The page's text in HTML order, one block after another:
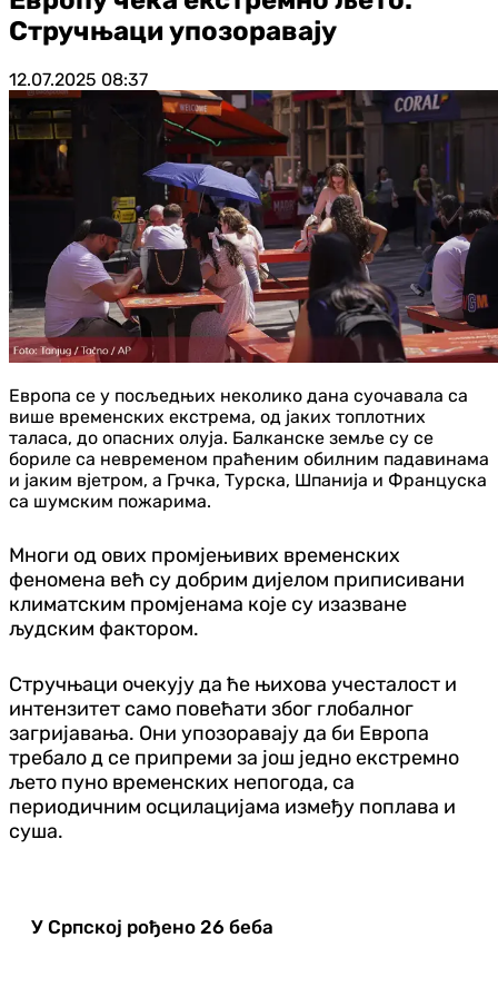
Стручњаци упозоравају
12.07.2025 08:37
Европа се у посљедњих неколико дана суочавала са
више временских екстрема, од јаких топлотних
таласа, до опасних олуја. Балканске земље су се
бориле са невременом праћеним обилним падавинама
и јаким вјетром, а Грчка, Турска, Шпанија и Француска
са шумским пожарима.
Многи од ових промјењивих временских
феномена већ су добрим дијелом приписивани
климатским промјенама које су изазване
људским фактором.
Стручњаци очекују да ће њихова учесталост и
интензитет само повећати због глобалног
загријавања. Они упозоравају да би Европа
требало д се припреми за још једно екстремно
љето пуно временских непогода, са
периодичним осцилацијама између поплава и
суша.
У Српској рођено 26 беба